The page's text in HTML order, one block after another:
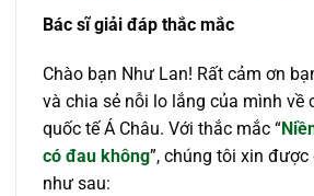
Bác sĩ giải đáp thắc mắc
Chào bạn Như Lan! Rất cảm ơn
và chia sẻ nỗi lo lắng của mình về
quốc tế Á Châu. Với thắc mắc “
có đau không”, chúng tôi xin
như sau: